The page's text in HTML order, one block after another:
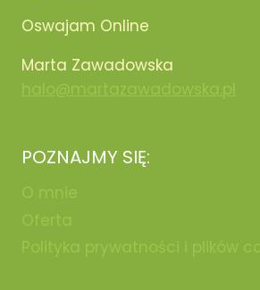
Oswajam Online
Marta Zawadowska
POZNAJMY SIĘ: